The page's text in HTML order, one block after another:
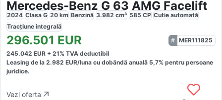
Mercedes-Benz G 63 AMG Facelift
2024 Clasa G 20 km Benzină 3.982 cm³ 585 CP Cutie automată
Tracțiune integrală
296.501 EUR
MER111825
245.042 EUR + 21% TVA deductibil
Leasing de la 2.982 EUR/luna cu dobăndă anuală 5,7% pentru persoane
juridice.
Vezi oferta